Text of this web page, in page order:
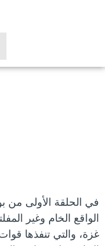
في الحلقة الأولى
الواقع الخام وغير
غزة، والتي تنفذها